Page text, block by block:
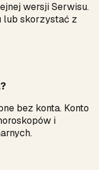
wersji Serwisu.
lub skorzystać z
bez konta. Konto
i